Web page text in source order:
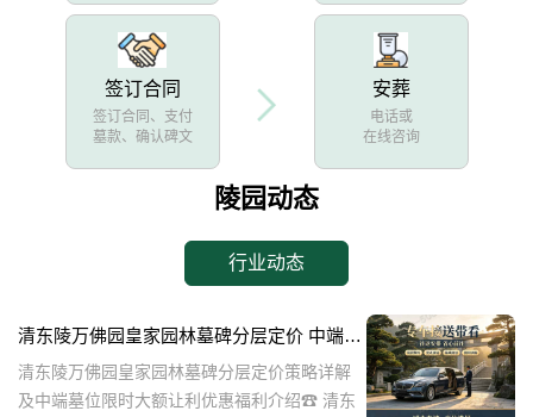
签订合同
签订合同、支付
墓款、确认碑文
安葬
电话或
在线咨询
陵园动态
行业动态
清东陵万佛园皇家园林墓碑分层定价 中端墓位限时大额让利详解及优惠福利
清东陵万佛园皇家园林墓碑分层定价策略详解
及中端墓位限时大额让利优惠福利介绍☎ 清东